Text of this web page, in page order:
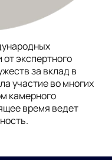
экспертного
за вклад в
участие во многих
камерного
время ведет